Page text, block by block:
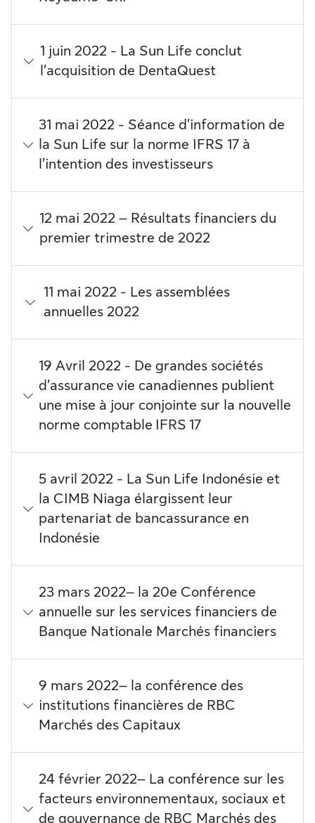
1 juin 2022 - La Sun Life conclut
l’acquisition de DentaQuest
31 mai 2022 - Séance d’information de
la Sun Life sur la norme IFRS 17 à
l’intention des investisseurs
12 mai 2022 – Résultats financiers du
premier trimestre de 2022
11 mai 2022 - Les assemblées
annuelles 2022
19 Avril 2022 - De grandes sociétés
d’assurance vie canadiennes publient
une mise à jour conjointe sur la nouvelle
norme comptable IFRS 17
5 avril 2022 - La Sun Life Indonésie et
la CIMB Niaga élargissent leur
partenariat de bancassurance en
Indonésie
23 mars 2022– la 20e Conférence
annuelle sur les services financiers de
Banque Nationale Marchés financiers
9 mars 2022– la conférence des
institutions financières de RBC
Marchés des Capitaux
24 février 2022– La conférence sur les
facteurs environnementaux, sociaux et
de gouvernance de RBC Marchés des